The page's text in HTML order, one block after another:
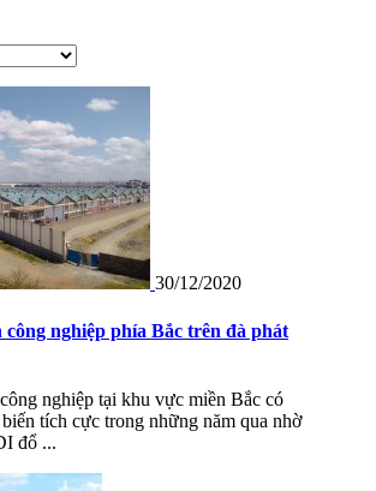
30/12/2020
công nghiệp phía Bắc trên đà phát
nghiệp tại khu vực miền Bắc có
tích cực trong những năm qua nhờ
đổ ...